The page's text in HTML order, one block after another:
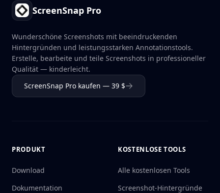
ScreenSnap Pro
Wunderschöne Screenshots mit beeindruckenden
Hintergründen und leistungsstarken Annotationstools.
Erstelle, bearbeite und teile Screenshots in professioneller
Qualität — kinderleicht.
ScreenSnap Pro kaufen — 39 $
PRODUKT
Download
Dokumentation
KOSTENLOSE TOOLS
Alle kostenlosen Tools
Screenshot-Hintergründe